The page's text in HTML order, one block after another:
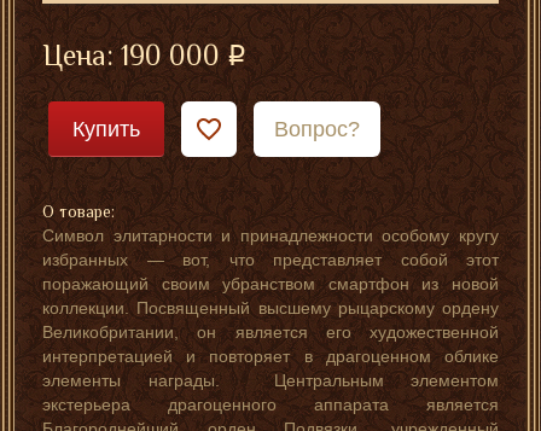
Цена:190 000
Купить Вопрос?
О товаре:
Символ элитарности и принадлежности особому кругу
избранных — вот, что представляет собой этот
поражающий своим убранством смартфон из новой
коллекции. Посвященный высшему рыцарскому ордену
Великобритании, он является его художественной
интерпретацией и повторяет в драгоценном облике
элементы награды. Центральным элементом
экстерьера драгоценного аппарата является